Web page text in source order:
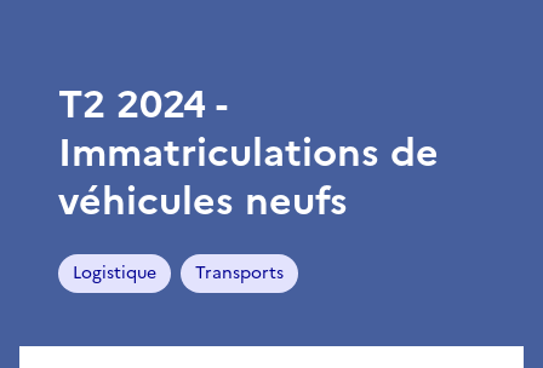
T2 2024 -
Immatriculations de
véhicules neufs
Logistique Transports